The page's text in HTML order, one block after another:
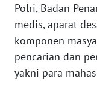
Polri, Badan
medis, aparat
komponen
pencarian dan
yakni para
WN
KEPRI
WN
PAPUA